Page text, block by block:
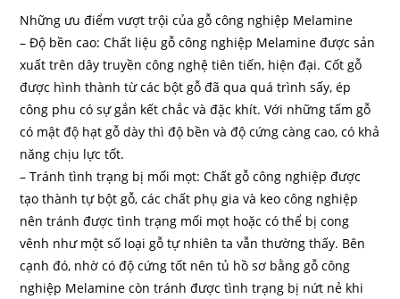
Những ưu điểm vượt trội của gỗ công nghiệp Melamine
– Độ bền cao: Chất liệu gỗ công nghiệp Melamine được sản
xuất trên dây truyền công nghệ tiên tiến, hiện đại. Cốt gỗ
được hình thành từ các bột gỗ đã qua quá trình sấy, ép
công phu có sự gắn kết chắc và đặc khít. Với những tấm gỗ
có mật độ hạt gỗ dày thì độ bền và độ cứng càng cao, có khả
năng chịu lực tốt.
– Tránh tình trạng bị mối mọt: Chất gỗ công nghiệp được
tạo thành tự bột gỗ, các chất phụ gia và keo công nghiệp
nên tránh được tình trạng mối mọt hoặc có thể bị cong
vênh như một số loại gỗ tự nhiên ta vẫn thường thấy. Bên
cạnh đó, nhờ có độ cứng tốt nên tủ hồ sơ bằng gỗ công
nghiệp Melamine còn tránh được tình trạng bị nứt nẻ khi